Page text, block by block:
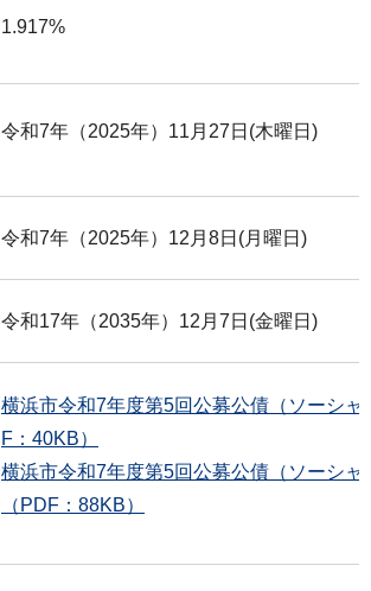
1.917%
令和7年（2025年）11月27日(木曜日)
令和7年（2025年）12月8日(月曜日)
令和17年（2035年）12月7日(金曜日)
横浜市令和7年度第5回公募公債（ソーシ
F：40KB）
横浜市令和7年度第5回公募公債（ソーシ
（PDF：88KB）